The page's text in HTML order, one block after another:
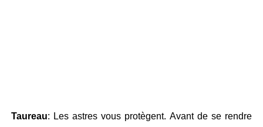
Taureau: Les astres vous protègent. Avant de se rendre